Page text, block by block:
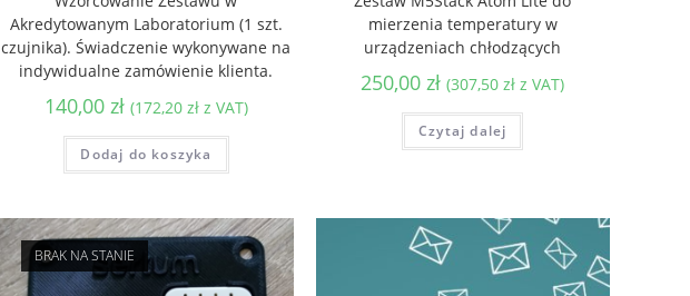
Akredytowanym Laboratorium (1 szt.
czujnika). Świadczenie wykonywane na
indywidualne zamówienie klienta.
140,00 zł (172,20 złz VAT)
Dodaj do koszyka
mierzenia temperatury w
urządzeniach chłodzących
250,00zł (307,50zł z VAT)
Czytaj dalej
BRAK NA STANIE